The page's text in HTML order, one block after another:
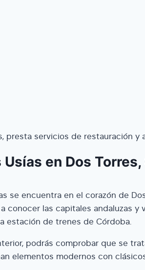
presta servicios de restauración y
en Dos
se encuentra en el corazón de
conocer las capitales andaluzas y
estación de trenes de Córdoba.
podrás comprobar que se
elementos modernos con